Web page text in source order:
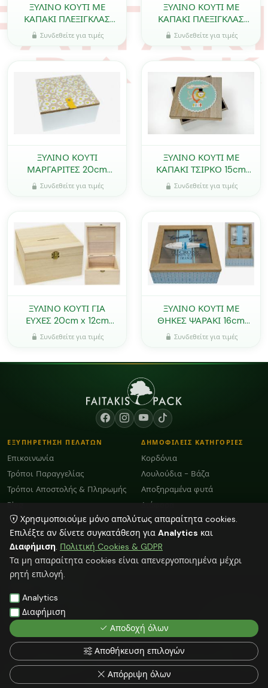
ΞΥΛΙΝΟ ΚΟΥΤΙ ΜΕ
ΚΑΠΑΚΙ ΠΛΕΞΙΓΚΛΑΣ
ΜΕΓΑΛΟ 34cm x 9cm
0519712
Συνδεθείτε για τιμές
ΞΥΛΙΝΟ ΚΟΥΤΙ ΜΕ
ΚΑΠΑΚΙ ΠΛΕΞΙΓΚΛΑΣ
ΠΟΤΟΥ 36cm x 11cm
0519713
Συνδεθείτε για τιμές
ΞΥΛΙΝΟ ΚΟΥΤΙ
ΜΑΡΓΑΡΙΤΕΣ 20cm
0621277
Συνδεθείτε για τιμές
ΞΥΛΙΝΟ ΚΟΥΤΙ ΜΕ
ΚΑΠΑΚΙ ΤΣΙΡΚΟ 15cm
RS-190047A 0621267
Συνδεθείτε για τιμές
ΞΥΛΙΝΟ ΚΟΥΤΙ ΓΙΑ
ΕΥΧΕΣ 20cm x 12cm
0621255
Συνδεθείτε για τιμές
ΞΥΛΙΝΟ ΚΟΥΤΙ ΜΕ
ΘΗΚΕΣ ΨΑΡΑΚΙ 16cm
WH18-220 0621115
Συνδεθείτε για τιμές
ΕΞΥΠΗΡΕΤΗΣΗ ΠΕΛΑΤΩΝ
Επικοινωνία
Τρόποι Παραγγελίας
Τρόποι Αποστολής & Πληρωμής
Blog
Όροι Χρήσης και GDPR
ΔΗΜΟΦΙΛΕΙΣ ΚΑΤΗΓΟΡΙΕΣ
Κορδόνια
Λουλούδια - Βάζα
Αποξηραμένα φυτά
Διάφορα
Plexiglass Διακοσμητικά
ΕΠΙΚΟΙΝΩΝΙΑ
ΗΡΑΚΛΕΙΟ: 2818103009
info@faitakispack.net
athens@faitakispack.net
ΘΕΣΣΑΛΟΝΙΚΗ:2310683980
thessaloniki@faitakispack.net
Όλες οι αναγραφόμενες τιμές δεν συμπεριλαμβάνουν ΦΠΑ
© 2026 FAITAKIS PACK — ΦΑΪΤΑΚΗΣ ΣΤΕΛΙΟΣ — faitakispack.net — All rights
reserved
Web Hosting by NetMechanics
Χρησιμοποιούμε μόνο απολύτως απαραίτητα cookies.
Επιλέξτε αν δίνετε συγκατάθεση για Analytics και
Διαφήμιση. Πολιτική Cookies & GDPR
Τα μη απαραίτητα cookies είναι απενεργοποιημένα μέχρι
ρητή επιλογή.
Analytics
Διαφήμιση
Αποδοχή όλων
Αποθήκευση επιλογών
Απόρριψη όλων